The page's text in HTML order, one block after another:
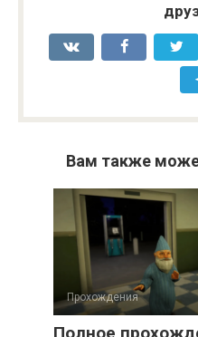
Вам также
Прохождения
Полное